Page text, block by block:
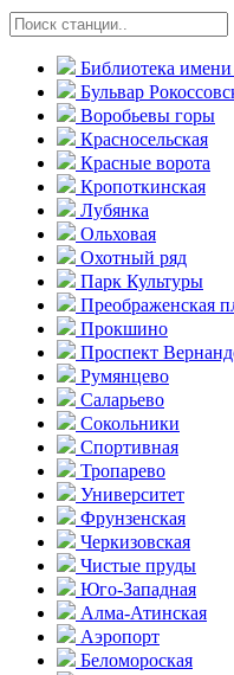
Библиотека
Бульвар
Воробьевы горы
Красно­сельская
Красные ворота
Кропоткинс­кая
Лубянка
Ольховая
Охотный ряд
Парк Культуры
Преобра­женская
Прокшино
Проспект
Румянцево
Саларьево
Сокольники
Спортивная
Тропарево
Университет
Фрунзенская
Черкизовская
Чистые пруды
Юго-Западная
Алма-Атинская
Аэропорт
Беломороская